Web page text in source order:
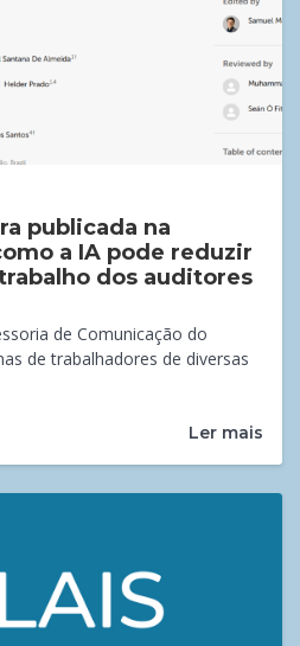
publicada na
a IA pode reduzir
dos auditores
de Comunicação do
de trabalhadores de diversas
Ler mais